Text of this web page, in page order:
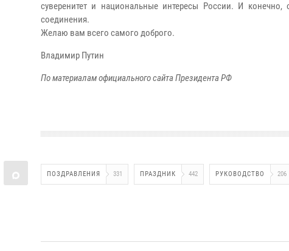
суверенитет и национальные интересы России. И
соединения.
Желаю вам всего самого доброго.
Владимир Путин
По материалам официального сайта Президента РФ
ПОЗДРАВЛЕНИЯ 331 ПРАЗДНИК 442 РУКОВОДСТВО 206